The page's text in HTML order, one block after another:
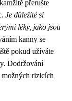
přerušte
Je důležité si
léky, jako jsou
kanny se
pokud užíváte
Dodržování
možných rizicích